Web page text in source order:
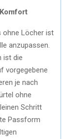
ohne Löcher ist
anzupassen.
ist die
vorgegebene
je nach
ohne
Schritt
Passform